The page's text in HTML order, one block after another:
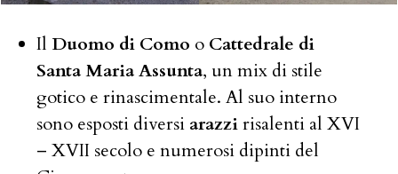
Il Duomo di Como o Cattedrale di
Santa Maria Assunta, un mix di stile
gotico e rinascimentale. Al suo interno
sono esposti diversi arazzirisalenti al XVI
– XVII secolo e numerosi dipinti del